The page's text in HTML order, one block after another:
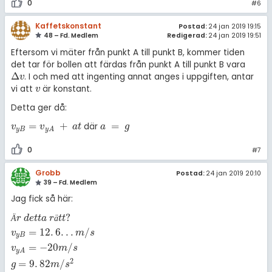
0 #6
Kaffetskonstant
48 – Fd. Medlem
Postad: 24 jan 2019 19:15
Redigerad: 24 jan 2019 19:51
Eftersom vi mäter från punkt A till punkt B, kommer tiden
det tar för bollen att färdas från punkt A till punkt B vara
Δv
∆v . I och med att ingenting annat anges i uppgiften, antar
vi att v
vär konstant.
Detta ger då:
vyB = vyA + at
vyB =vyA + at dära = g
a = g
0 #7
Grobb
39 – Fd. Medlem
Postad: 24 jan 2019 20:10
Jag fick så här:
Är detta rätt?
vyB = 12.6. . . m/s
vyA = −20m/s
g = 9.82m/s2
Är detta rätt?v